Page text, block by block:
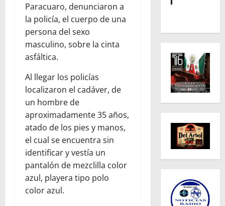
Paracuaro, denunciaron a
la policía, el cuerpo de una
persona del sexo
masculino, sobre la cinta
asfáltica.
Al llegar los policías
localizaron el cadáver, de
un hombre de
aproximadamente 35 años,
atado de los pies y manos,
el cual se encuentra sin
identificar y vestía un
pantalón de mezclilla color
azul, playera tipo polo
color azul.